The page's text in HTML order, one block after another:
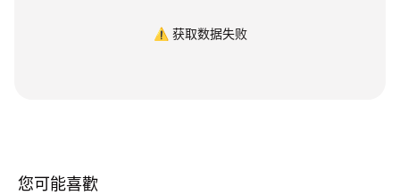
⚠️ 获取数据失败
您可能喜歡